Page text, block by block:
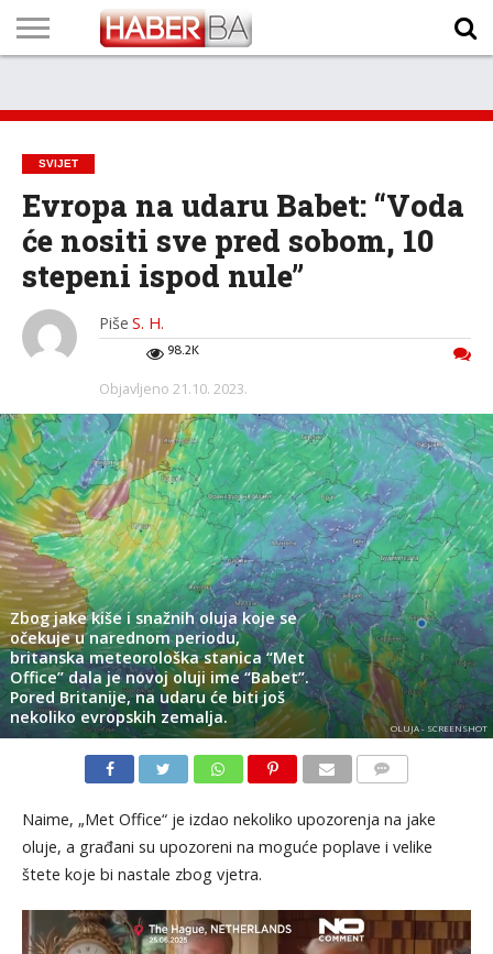
TECH
PROGRAM
PROGNOZA
PUTEVIMA
LISTA
NAMA
SVIJET
Evropa na udaru Babet: “Voda
će nositi sve pred sobom, 10
stepeni ispod nule”
Piše S. H.
98.2K
Objavljeno 21.10. 2023.
Zbog jake kiše i snažnih oluja koje se
očekuje u narednom periodu,
britanska meteorološka stanica “Met
Office” dala je novoj oluji ime “Babet”.
Pored Britanije, na udaru će biti još
nekoliko evropskih zemalja.
OLUJA - SCREENSHOT
Naime, „Met Office“ je izdao nekoliko upozorenja na jake
oluje, a građani su upozoreni na moguće poplave i velike
štete koje bi nastale zbog vjetra.